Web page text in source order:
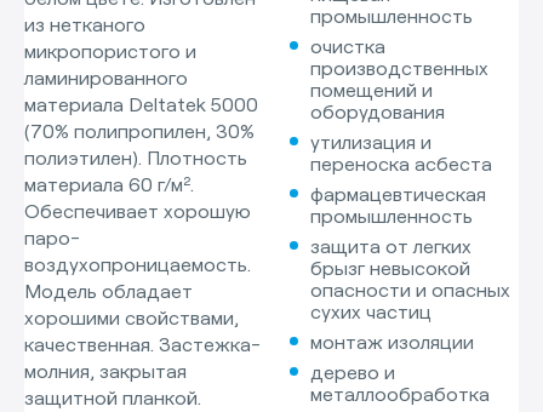
из нетканого
микропористого и
ламинированного
материала Deltatek 5000
(70% полипропилен, 30%
полиэтилен). Плотность
материала 60 г/м².
Обеспечивает хорошую
паро-
воздухопроницаемость.
Модель обладает
хорошими свойствами,
качественная. Застежка-
молния, закрытая
защитной планкой.
промышленность
очистка
производственных
помещений и
оборудования
утилизация и
переноска асбеста
фармацевтическая
промышленность
защита от легких
брызг невысокой
опасности и опасных
сухих частиц
монтаж изоляции
дерево и
металлообработка